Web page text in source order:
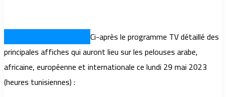
Ci-après le programme TV détaillé des
principales affiches qui auront lieu sur les pelouses arabe,
africaine, européenne et internationale ce lundi 29 mai 2023
(heures tunisiennes) :